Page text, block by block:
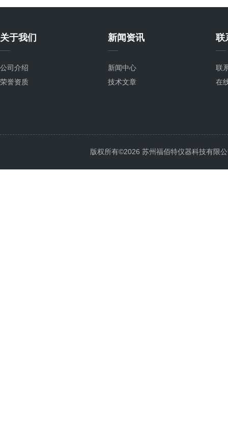
关于我们
公司介绍
荣誉资质
新闻资讯
新闻中心
技术文章
联
联
在
版权所有©2026 苏州福佰特仪器科技有限